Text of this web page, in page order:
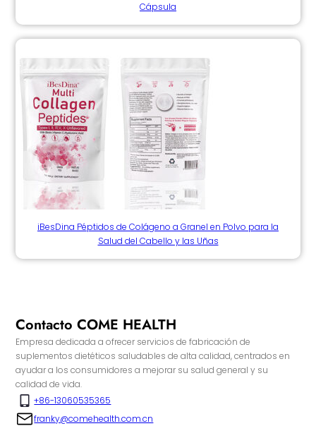
Cápsula
iBesDina Péptidos de Colágeno a Granel en Polvo para la
Salud del Cabello y las Uñas
Contacto COME HEALTH
Empresa dedicada a ofrecer servicios de fabricación de
suplementos dietéticos saludables de alta calidad, centrados en
ayudar a los consumidores a mejorar su salud general y su
calidad de vida.
+86-13060535365
franky@comehealth.com.cn